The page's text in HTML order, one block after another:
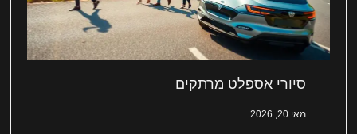
סיורי אספלט מרתקים
מאי 20, 2026